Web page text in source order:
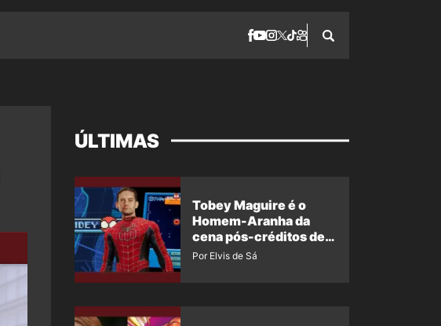
ÚLTIMAS
Tobey Maguire é o
Homem-Aranha da
cena pós-créditos de
Um Novo Dia?
Por Elvis de Sá